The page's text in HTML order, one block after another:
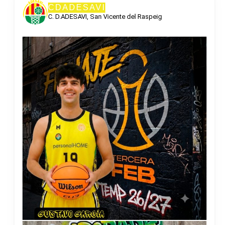
CDADESAVI
C. D.ADESAVI, San Vicente del Raspeig